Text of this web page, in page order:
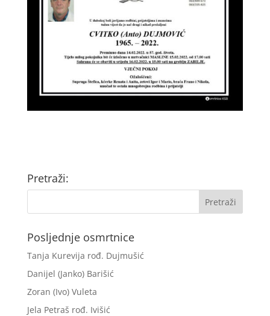
Pretraži:
Posljednje osmrtnice
Tanja Kurevija rođ. Dujmušić
Danijel (Janko) Barišić
Zoran (Ivo) Vuleta
Jela Petraš rođ. Ivišić